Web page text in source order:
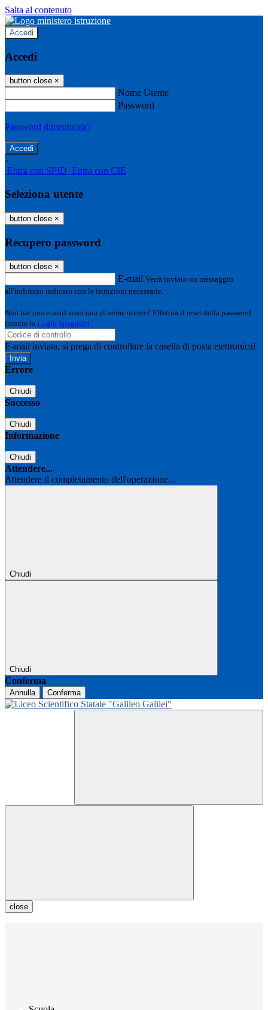
Salta al contenuto
Accedi
Accedi
button close ×
Nome Utente
Password
Password dimenticata?
-
Entra con SPID Entra con CIE
Seleziona utente
button close ×
Recupero password
button close ×
E-mail Verrà inviato un messaggio
all'indirizzo indicato con le istruzioni necessarie.
Non hai una e-mail associata al nome utente? Effettua il reset della password
tramite la Login Spaggiari
E-mail inviata, si prega di controllare la casella di posta elettronica!
Errore
Chiudi
Successo
Chiudi
Informazione
Chiudi
Attendere...
Attendere il completamento dell'operazione...
Chiudi
Chiudi
Conferma
Annulla Conferma
close